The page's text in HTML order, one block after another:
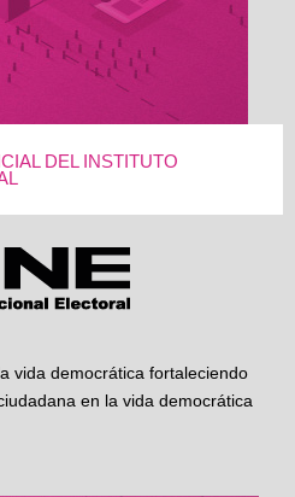
DEL INSTITUTO
vida democrática fortaleciendo
en la vida democrática